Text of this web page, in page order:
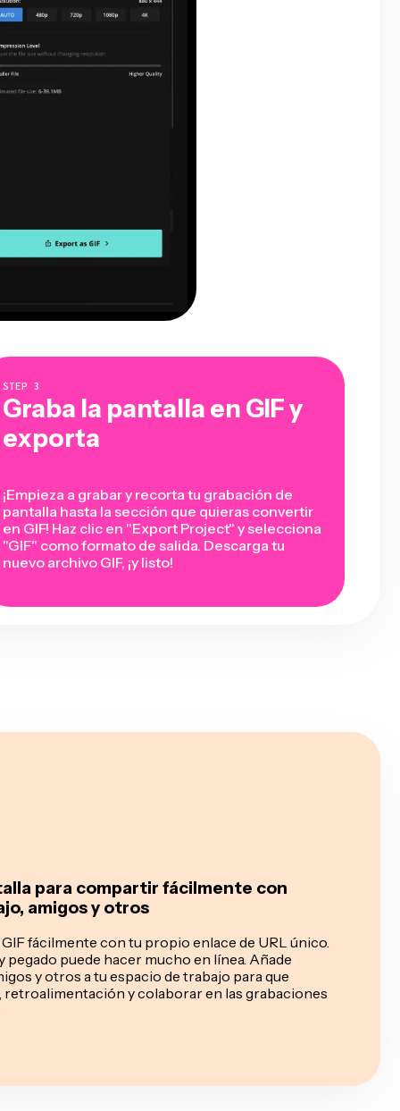
STEP3
Graba la pantalla en GIF y
exporta
¡Empieza a grabar y recorta tu grabación de
pantalla hasta la sección que quieras convertir
en GIF! Haz clic en "Export Project" y selecciona
"GIF" como formato de salida. Descarga tu
nuevo archivo GIF, ¡y listo!
para compartir fácilmente con
amigos y otros
fácilmente con tu propio enlace de URL único.
puede hacer mucho en línea. Añade
y otros a tu espacio de trabajo para que
y colaborar en las grabaciones